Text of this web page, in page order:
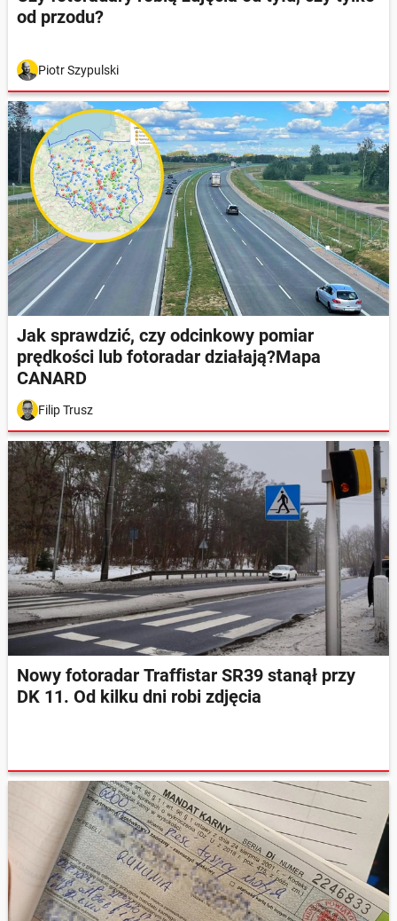
od przodu?
Piotr Szypulski
Jak sprawdzić, czy odcinkowy pomiar
prędkości lub fotoradar działają?Mapa
CANARD
Filip Trusz
Nowy fotoradar Traffistar SR39 stanął przy
DK 11. Od kilku dni robi zdjęcia